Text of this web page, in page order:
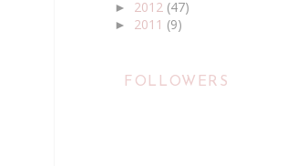
► 2012 (47)
► 2011 (9)
FOLLOWERS